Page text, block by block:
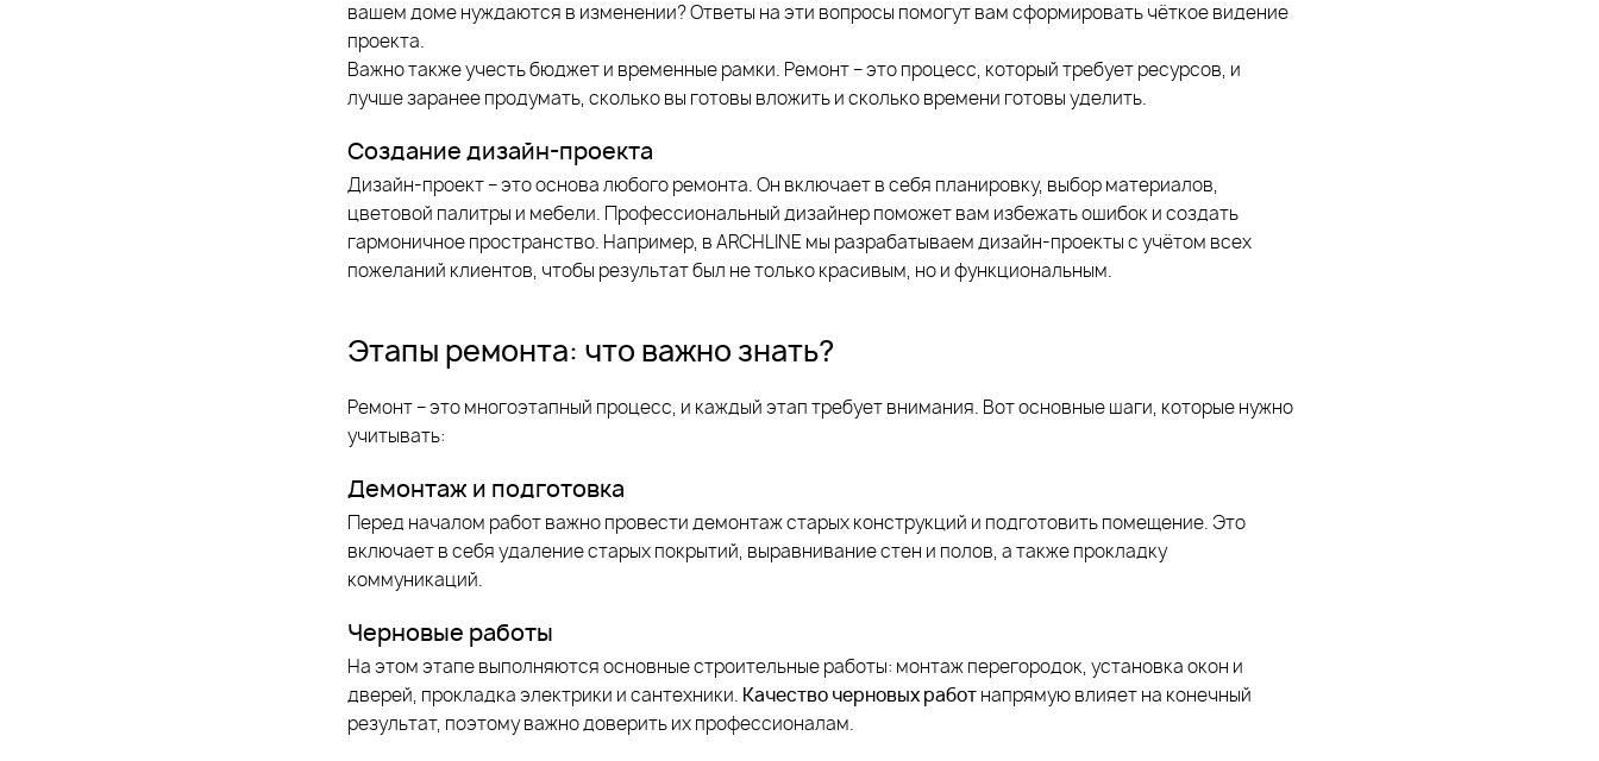
вашем доме нуждаются в изменении? Ответы на эти вопросы помогут вам сформировать чёткое видение
проекта.
Важно также учесть бюджет и временные рамки. Ремонт – это процесс, который требует ресурсов, и
лучше заранее продумать, сколько вы готовы вложить и сколько времени готовы уделить.
Создание дизайн-проекта
Дизайн-проект – это основа любого ремонта. Он включает в себя планировку, выбор материалов,
цветовой палитры и мебели. Профессиональный дизайнер поможет вам избежать ошибок и создать
гармоничное пространство. Например, в ARCHLINE мы разрабатываем дизайн-проекты с учётом всех
пожеланий клиентов, чтобы результат был не только красивым, но и функциональным.
Этапы ремонта: что важно знать?
Ремонт – это многоэтапный процесс, и каждый этап требует внимания. Вот основные шаги, которые нужно
учитывать:
Демонтаж и подготовка
Перед началом работ важно провести демонтаж старых конструкций и подготовить помещение. Это
включает в себя удаление старых покрытий, выравнивание стен и полов, а также прокладку
коммуникаций.
Черновые работы
На этом этапе выполняются основные строительные работы: монтаж перегородок, установка окон и
дверей, прокладка электрики и сантехники. Качество черновых работ напрямую влияет на конечный
результат, поэтому важно доверить их профессионалам.